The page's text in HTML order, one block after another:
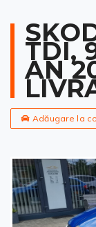
TDI,
AN
Adăugare la